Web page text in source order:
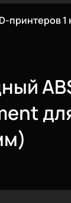
принтеров 1